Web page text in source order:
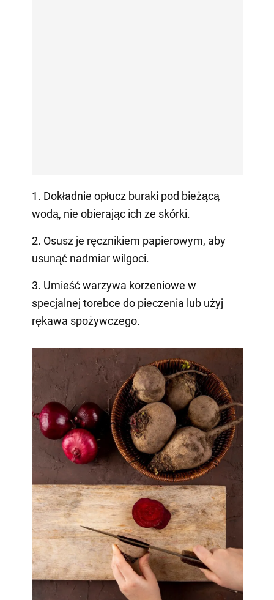
1. Dokładnie opłucz buraki pod bieżącą
wodą, nie obierając ich ze skórki.
2. Osusz je ręcznikiem papierowym, aby
usunąć nadmiar wilgoci.
3. Umieść warzywa korzeniowe w
specjalnej torebce do pieczenia lub użyj
rękawa spożywczego.